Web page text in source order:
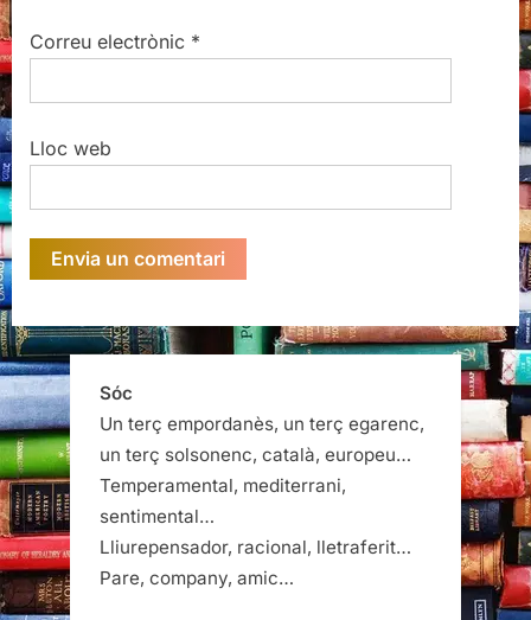
Correu electrònic *
Lloc web
Sóc
Un terç empordanès, un terç egarenc,
un terç solsonenc, català, europeu…
Temperamental, mediterrani,
sentimental…
Lliurepensador, racional, lletraferit…
Pare, company, amic…